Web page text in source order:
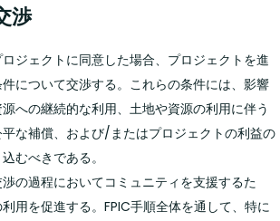
渉
ジェクトに同意した場合、プロジェクトを進
について交渉する。これらの条件には、影響
への継続的な利用、土地や資源の利用に伴う
な補償、および/またはプロジェクトの利益の
むべきである。
の過程においてコミュニティを支援するた
用を促進する。FPIC手順全体を通して、特に